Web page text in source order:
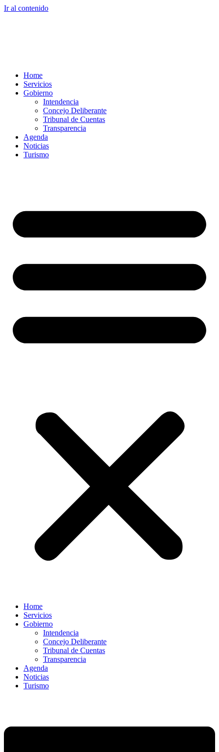
Ir al contenido
Home
Servicios
Gobierno
Intendencia
Concejo Deliberante
Tribunal de Cuentas
Transparencia
Agenda
Noticias
Turismo
Home
Servicios
Gobierno
Intendencia
Concejo Deliberante
Tribunal de Cuentas
Transparencia
Agenda
Noticias
Turismo